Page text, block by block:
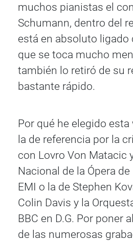
muchos pianistas el
Schumann, dentro del
está en absoluto ligado
que se toca mucho
también lo retiró de su
bastante rápido.
Por qué he elegido
la de referencia por la
con Lovro Von Matacic
Nacional de la Ópera
EMI o la de Stephen
Colin Davis y la
BBC en D.G. Por poner
de las numerosas